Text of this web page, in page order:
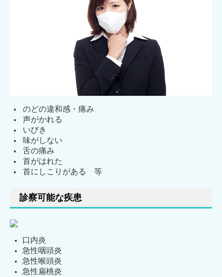
のどの違和感・痛み
声がかれる
いびき
味がしない
舌の痛み
首がはれた
首にしこりがある 等
診察可能な疾患
口内炎
急性咽頭炎
急性喉頭炎
急性扁桃炎